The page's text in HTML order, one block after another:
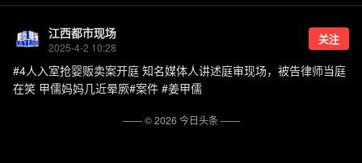
江西都市现场
2025-4-2 10:28
关注
#4人入室抢婴贩卖案开庭 知名媒体人讲述庭审现场，被告律师当庭
在笑 甲儒妈妈几近晕厥#案件 #姜甲儒
—— ©2026 今日头条——